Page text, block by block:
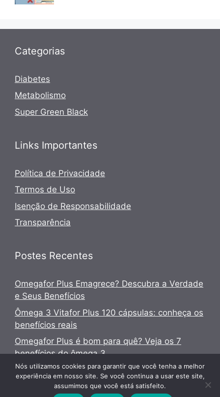
Categorias
Diabetes
Metabolismo
Super Green Black
Links Importantes
Política de Privacidade
Termos de Uso
Isenção de Responsabilidade
Transparência
Postes Recentes
Omegafor Plus Emagrece? Descubra a Verdade
e Seus Benefícios
Ômega 3 Vitafor Plus 120 cápsulas: conheça os
benefícios reais
Omegafor Plus é bom para quê? Veja os 7
benefícios do ômega 3
© 2026 Saúde, Vida e Bem-Estar• Built with
Nós utilizamos cookies para garantir que você tenha a melhor
experiência em nosso site. Se você continua a usar este site,
assumimos que você está satisfeito.